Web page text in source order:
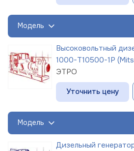
Модель
Высоковольтный
1000-Т10500-1Р
ЭТРО
Уточнить цену
Модель
Дизельный